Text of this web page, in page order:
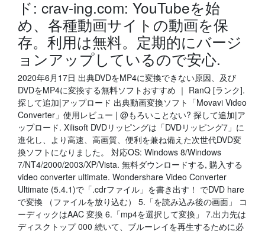
ド: crav-ing.com: YouTubeを始
め、各種動画サイトの動画を保
存。利用は無料。定期的にバージ
ョンアップしているので安心.
2020年6月17日 出典DVDをMP4に変換できない原因、及び
DVDをMP4に変換する無料ソフトおすすめ ｜ RanQ [ランク].
探して追加|アップロード 出典動画変換ソフト「Movavi Video
Converter」使用レビュー | @もろいことない? 探して追加|ア
ップロード. Xilisoft DVDリッピングは「DVDリッピング7」に
進化し、より高速、高画質、便利を兼ね備えた次世代DVD変
換ソフトになりました。 対応OS: Windows 8/Windows
7/NT4/2000/2003/XP/Vista. 無料ダウンロードする, 購入する
video converter ultimate. Wondershare Video Converter
Ultimate (5.4.1)で「.cdrファイル」を書き出す！ でDVD hare
で変換 （ファイルを放り込む） 5.「を読み込み後の画面」 コ
ーディックはAAC 変換 6.「mp4を選択して変換」 7.出力先は
ディスクトップ 000 続いて、ブルーレイを再生するために必